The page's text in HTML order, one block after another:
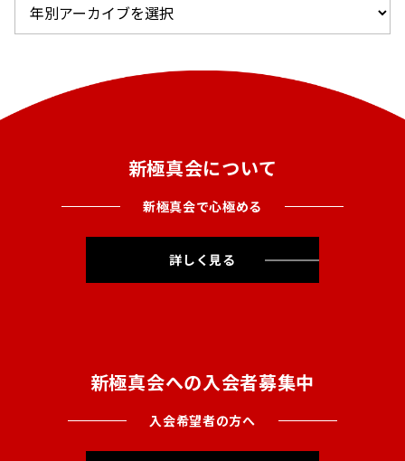
新極真会について
新極真会で心極める
詳しく見る
新極真会への入会者募集中
入会希望者の方へ